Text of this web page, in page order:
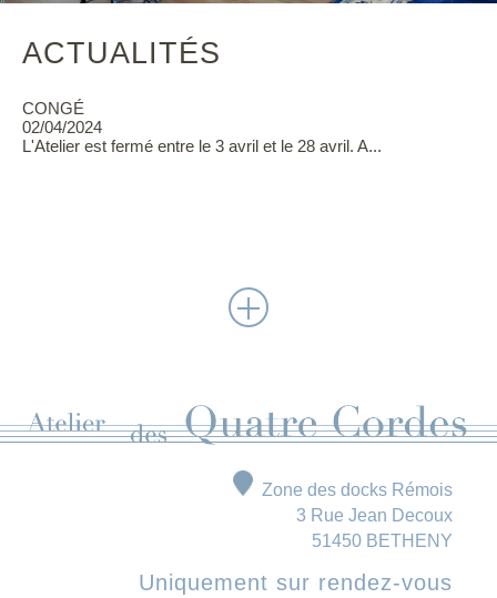
ACTUALITÉS
CONGÉ
02/04/2024
L'Atelier est fermé entre le 3 avril et le 28 avril. A...
Zone des docks Rémois
3 Rue Jean Decoux
51450 BETHENY
Uniquement sur rendez-vous